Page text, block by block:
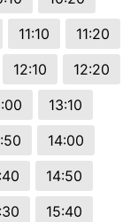
11:10
11:20
12:10
12:20
13:10
14:00
14:50
15:40